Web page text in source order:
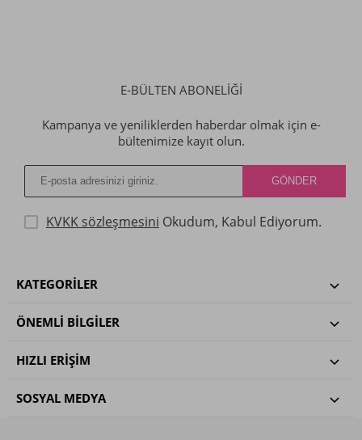
E-BÜLTEN ABONELİĞİ
Kampanya ve yeniliklerden haberdar olmak için e-
bültenimize kayıt olun.
KVKK sözleşmesini Okudum, Kabul Ediyorum.
KATEGORILER
ÖNEMLI BILGILER
HIZLI ERIŞIM
SOSYAL MEDYA